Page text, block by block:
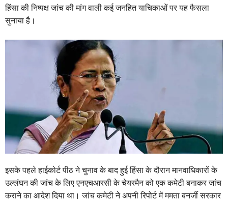
हिंसा की निष्पक्ष जांच की मांग वाली कई जनहित याचिकाओं पर यह फैसला
सुनाया है।
इसके पहले हाईकोर्ट पीठ ने चुनाव के बाद हुई हिंसा के दौरान मानवाधिकारों के
उल्लंघन की जांच के लिए एनएचआरसी के चेयरमैन को एक कमेटी बनाकर जांच
कराने का आदेश दिया था। जांच कमेटी ने अपनी रिपोर्ट में ममता बनर्जी सरकार